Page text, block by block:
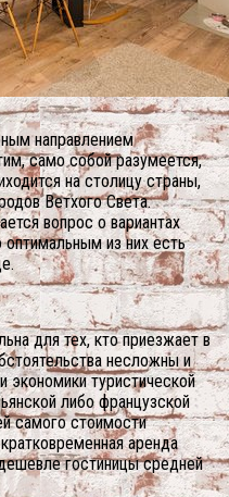
направлением
само собой разумеется,
на столицу страны,
Ветхого Света.
вопрос о вариантах
оптимальным из них есть
для тех, кто приезжает в
несложны и
экономики туристической
либо французской
самого стоимости
аренда
гостиницы средней